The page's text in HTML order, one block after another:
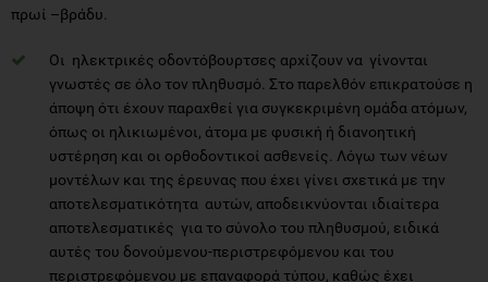
πρωί –βράδυ.
Οι ηλεκτρικές οδοντόβουρτσες αρχίζουν να γίνονται
γνωστές σε όλο τον πληθυσμό. Στο παρελθόν επικρατούσε η
άποψη ότι έχουν παραχθεί για συγκεκριμένη ομάδα ατόμων,
όπως οι ηλικιωμένοι, άτομα με φυσική ή διανοητική
υστέρηση και οι ορθοδοντικοί ασθενείς. Λόγω των νέων
μοντέλων και της έρευνας που έχει γίνει σχετικά με την
αποτελεσματικότητα αυτών, αποδεικνύονται ιδιαίτερα
αποτελεσματικές για το σύνολο του πληθυσμού, ειδικά
αυτές του δονούμενου-περιστρεφόμενου και του
περιστρεφόμενου με επαναφορά τύπου, καθώς έχει